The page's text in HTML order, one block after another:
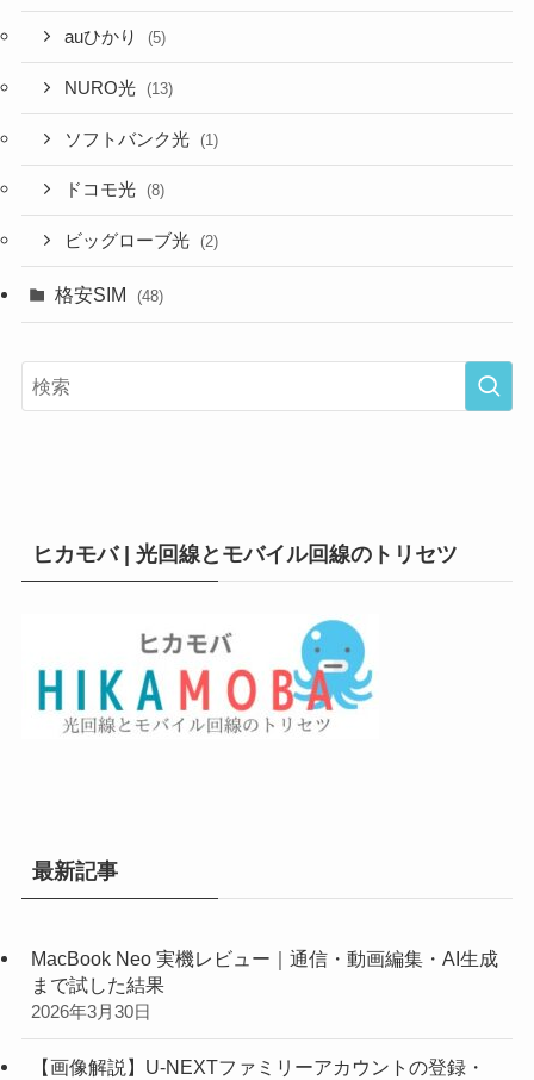
auひかり (5)
NURO光 (13)
ソフトバンク光 (1)
ドコモ光 (8)
ビッグローブ光 (2)
格安SIM (48)
ヒカモバ | 光回線とモバイル回線のトリセツ
最新記事
MacBook Neo 実機レビュー｜通信・動画編集・AI生成
まで試した結果
2026年3月30日
【画像解説】U-NEXTファミリーアカウントの登録・